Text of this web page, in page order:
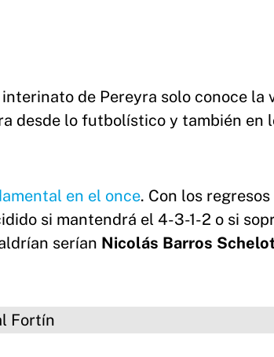
de Pereyra solo conoce la
desde lo futbolístico y también en
en el once. Con los regresos
si mantendrá el 4-3-1-2 o si
serían Nicolás Barros